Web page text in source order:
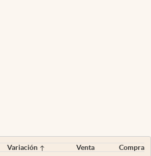
Variación Venta
Compra